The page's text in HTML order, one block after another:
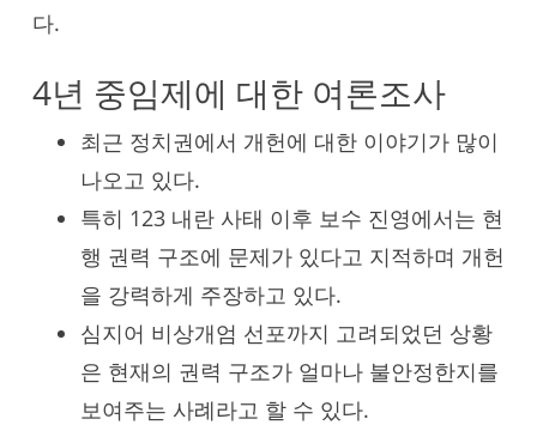
다.
4년 중임제에 대한 여론조사
최근 정치권에서 개헌에 대한 이야기가 많이
나오고 있다.
특히 123 내란 사태 이후 보수 진영에서는 현
행 권력 구조에 문제가 있다고 지적하며 개헌
을 강력하게 주장하고 있다.
심지어 비상개엄 선포까지 고려되었던 상황
은 현재의 권력 구조가 얼마나 불안정한지를
보여주는 사례라고 할 수 있다.